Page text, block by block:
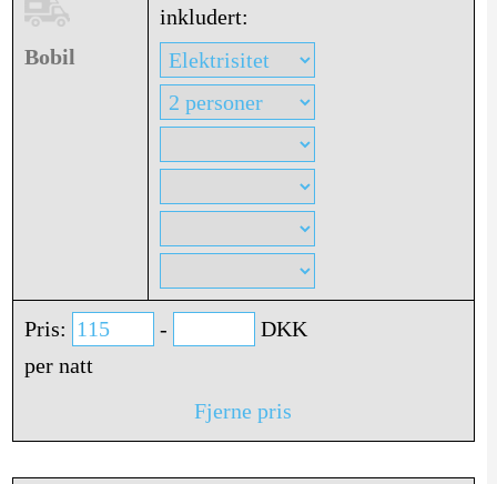
Bobil
inkludert:
Pris: -
DKK
per natt
Fjerne pris